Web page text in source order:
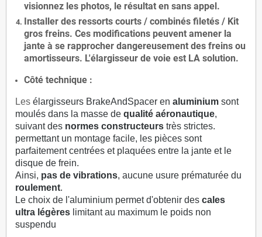
visionnez les photos, le résultat en sans appel.
Installer des ressorts courts / combinés filetés / Kit
gros freins. Ces modifications peuvent amener la
jante à se rapprocher dangereusement des freins ou
amortisseurs. L'élargisseur de voie est LA solution.
Côté technique :
Les élargisseurs BrakeAndSpacer en aluminium sont
moulés dans la masse de qualité aéronautique,
suivant des normes constructeurs très strictes.
permettant un montage facile, les pièces sont
parfaitement centrées et plaquées entre la jante et le
disque de frein.
Ainsi, pas de vibrations, aucune usure prématurée du
roulement.
Le choix de l'aluminium permet d'obtenir des cales
ultra légères limitant au maximum le poids non
suspendu